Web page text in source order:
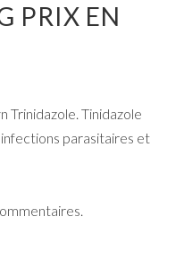
PRIX EN
Trinidazole. Tinidazole
parasitaires et